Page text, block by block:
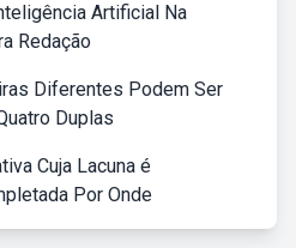
Artificial Na
Redação
Diferentes Podem Ser
Duplas
Cuja Lacuna é
Por Onde